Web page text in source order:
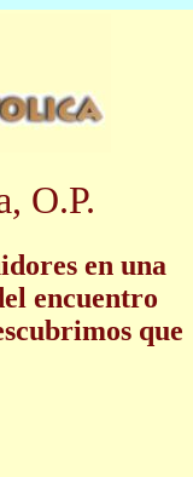
O.P.
en una
encuentro
que